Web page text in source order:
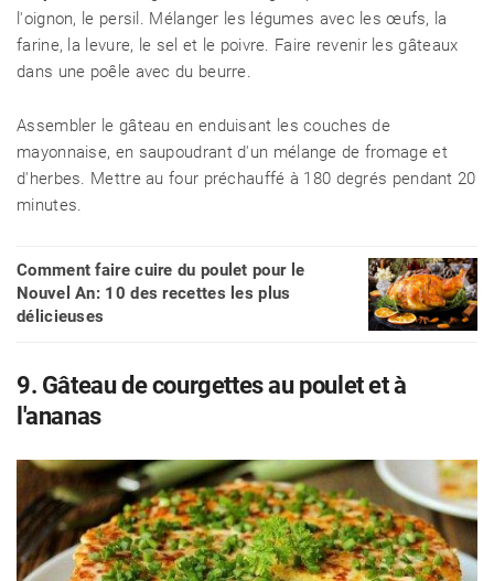
l'oignon, le persil. Mélanger les légumes avec les œufs, la
farine, la levure, le sel et le poivre. Faire revenir les gâteaux
dans une poêle avec du beurre.
Assembler le gâteau en enduisant les couches de
mayonnaise, en saupoudrant d'un mélange de fromage et
d'herbes. Mettre au four préchauffé à 180 degrés pendant 20
minutes.
Comment faire cuire du poulet pour le
Nouvel An: 10 des recettes les plus
délicieuses
9. Gâteau de courgettes au poulet et à
l'ananas